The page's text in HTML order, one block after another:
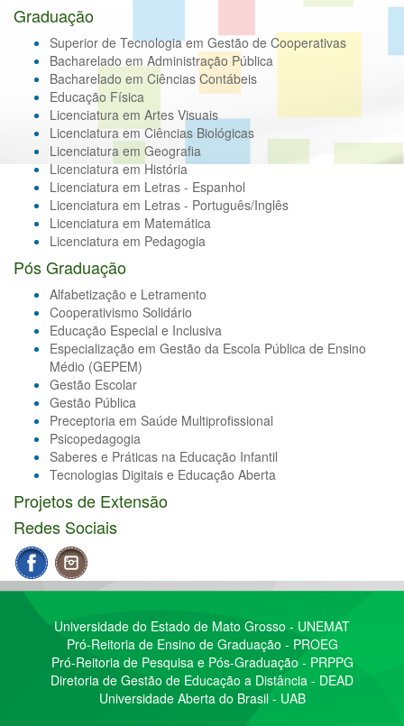
Graduação
Superior de Tecnologia em Gestão de Cooperativas
Bacharelado em Administração Pública
Bacharelado em Ciências Contábeis
Educação Física
Licenciatura em Artes Visuais
Licenciatura em Ciências Biológicas
Licenciatura em Geografia
Licenciatura em História
Licenciatura em Letras - Espanhol
Licenciatura em Letras - Português/Inglês
Licenciatura em Matemática
Licenciatura em Pedagogia
Pós Graduação
Alfabetização e Letramento
Cooperativismo Solidário
Educação Especial e Inclusiva
Especialização em Gestão da Escola Pública de Ensino
Médio (GEPEM)
Gestão Escolar
Gestão Pública
Preceptoria em Saúde Multiprofissional
Psicopedagogia
Saberes e Práticas na Educação Infantil
Tecnologias Digitais e Educação Aberta
Projetos de Extensão
Redes Sociais
Universidade do Estado de Mato Grosso - UNEMAT
Pró-Reitoria de Ensino de Graduação - PROEG
Pró-Reitoria de Pesquisa e Pós-Graduação - PRPPG
Diretoria de Gestão de Educação a Distância - DEAD
Universidade Aberta do Brasil - UAB